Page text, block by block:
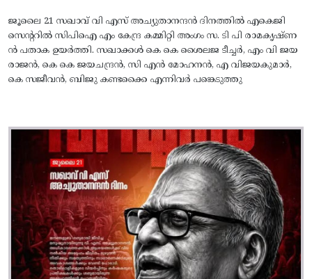
ജൂലൈ 21 സഖാവ് വി എസ് അച്യുതാനന്ദൻ ദിനത്തിൽ എകെജി
സെന്ററിൽ സിപിഐ എം കേന്ദ്ര കമ്മിറ്റി അംഗം സ. ടി പി രാമകൃഷ്‌ണ
ൻ പതാക ഉയർത്തി. സഖാക്കൾ കെ കെ ശൈലജ ടീച്ചർ, എം വി ജയ
രാജൻ, കെ കെ ജയചന്ദ്രൻ, സി എൻ മോഹനൻ, എ വിജയകുമാർ,
കെ സജീവൻ, ബിജു കണ്ടക്കൈ എന്നിവർ പങ്കെടുത്തു